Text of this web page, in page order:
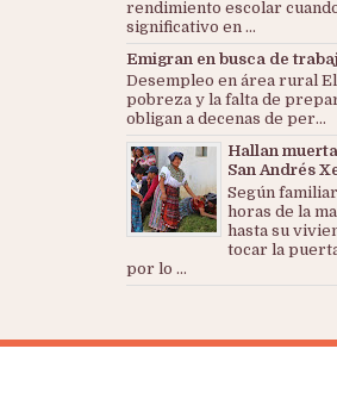
rendimiento escolar
significativo en ...
Emigran en busca de
Desempleo en área rural
pobreza y la falta de
obligan a decenas de per...
Hallan
San Andrés
Según
horas de la
hasta su
tocar la
por lo ...